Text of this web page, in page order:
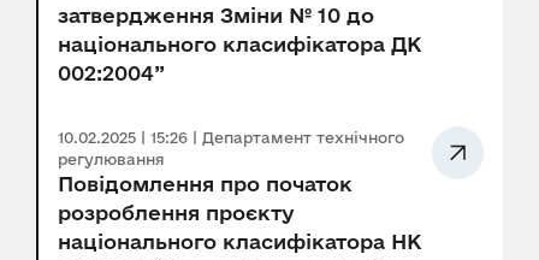
затвердження Зміни № 10 до
національного класифікатора ДК
002:2004”
10.02.2025 | 15:26 | Департамент технічного
регулювання
Повідомлення про початок
розроблення проєкту
національного класифікатора НК